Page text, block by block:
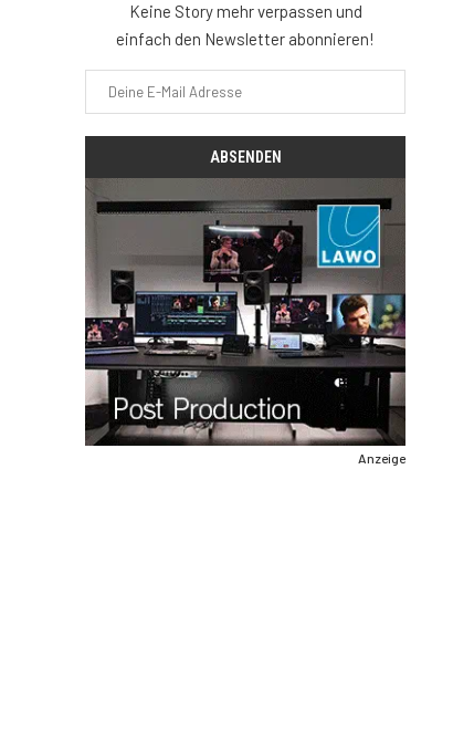
Keine Story mehr verpassen und
einfach den Newsletter abonnieren!
Anzeige